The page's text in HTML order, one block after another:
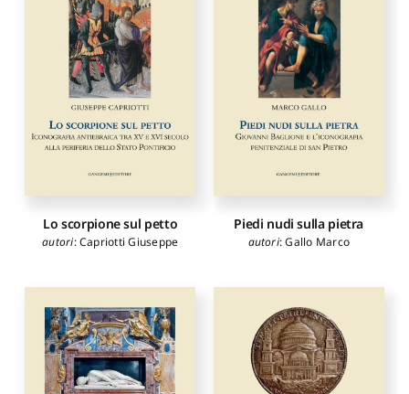
Lo scorpione sul petto
autori:Capriotti Giuseppe
Piedi nudi sulla pietra
autori:Gallo Marco